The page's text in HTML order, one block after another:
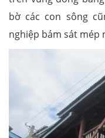
bờ các con sông
nghiệp bám sát